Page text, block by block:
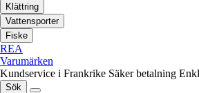
Klättring
Vattensporter
Fiske
REA
Varumärken
Kundservice i Frankrike Säker betalning
Sök